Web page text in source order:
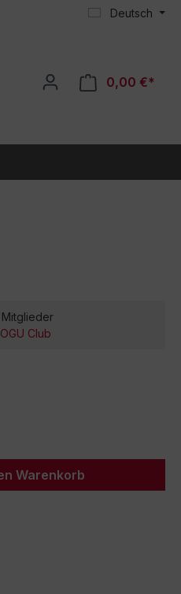
Deutsch
0,00 €*
Club
Wert
Warenkorb